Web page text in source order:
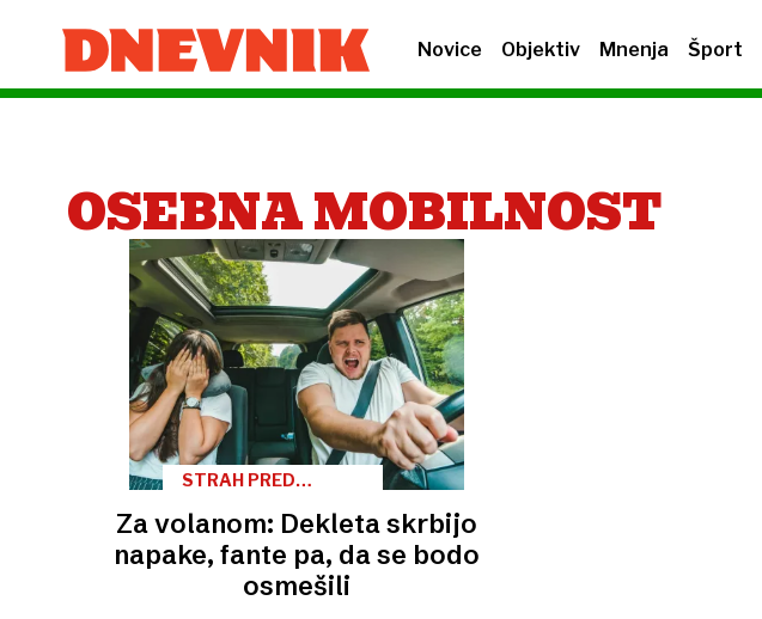
Novice Objektiv Mnenja Šport
OSEBNA MOBILNOST
STRAH PRED
Za volanom: Dekleta skrbijo
napake, fante pa, da se bodo
osmešili